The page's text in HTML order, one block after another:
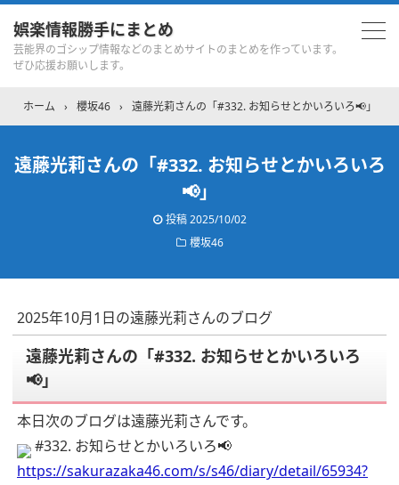
娯楽情報勝手にまとめ
芸能界のゴシップ情報などのまとめサイトのまとめを作っています。
ぜひ応援お願いします。
ホーム › 櫻坂46 › 遠藤光莉さんの「#332. お知らせとかいろいろ📢」
遠藤光莉さんの「#332. お知らせとかいろいろ
📢」
投稿2025/10/02
櫻坂46
2025年10月1日の遠藤光莉さんのブログ
遠藤光莉さんの「#332. お知らせとかいろいろ
📢」
本日次のブログは遠藤光莉さんです。
#332. お知らせとかいろいろ📢
https://sakurazaka46.com/s/s46/diary/detail/65934?